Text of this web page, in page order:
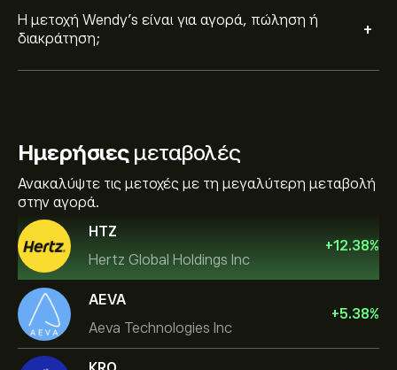
Η μετοχή Wendy's είναι για αγορά, πώληση ή
διακράτηση;
+
Ημερήσιεςμεταβολές
Ανακαλύψτε τις μετοχές με τη μεγαλύτερη μεταβολή
στην αγορά.
HTZ
Hertz Global Holdings Inc
+12.38%
AEVA
Aeva Technologies Inc
+5.38%